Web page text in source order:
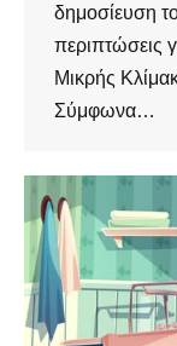
δημοσίευση
περιπτώσεις
Μικρής
Σύμφωνα…